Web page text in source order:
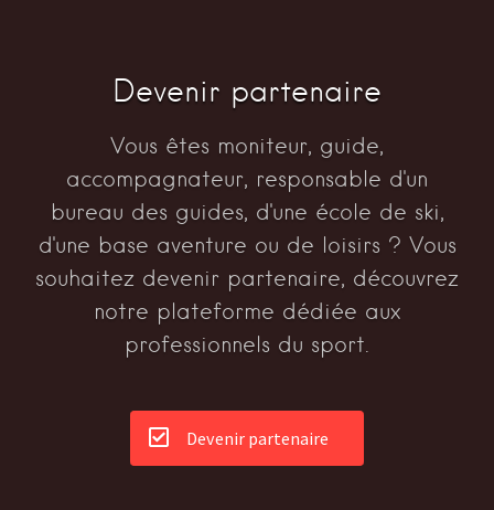
Devenir partenaire
Vous êtes moniteur, guide,
accompagnateur, responsable d'un
bureau des guides, d'une école de ski,
d'une base aventure ou de loisirs ? Vous
souhaitez devenir partenaire, découvrez
notre plateforme dédiée aux
professionnels du sport.
Devenir partenaire